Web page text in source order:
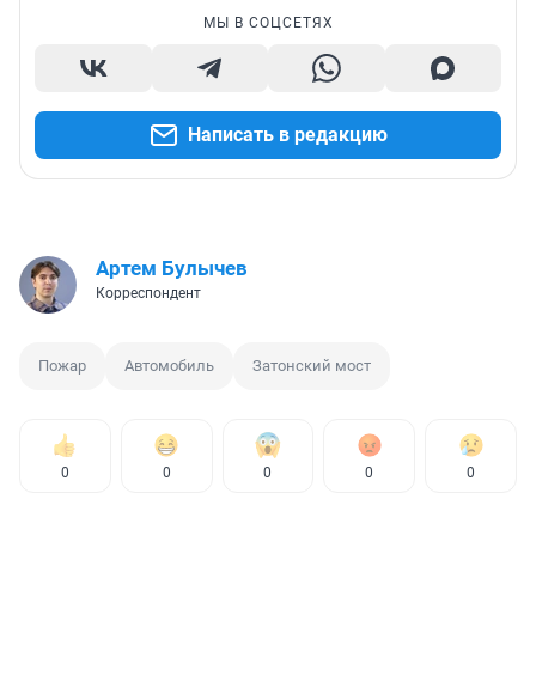
МЫ В СОЦСЕТЯХ
Написать в редакцию
Артем Булычев
Корреспондент
Пожар Автомобиль Затонский мост
0 0 0 0 0